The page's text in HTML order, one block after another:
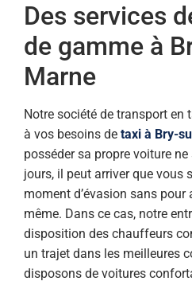
Des services
de gamme à
Marne
Notre société de transport en
à vos besoins de taxi à Bry-
posséder sa propre voiture
jours, il peut arriver que vous
moment d’évasion sans
même. Dans ce cas, notre
disposition des chauffeurs
un trajet dans les meilleures
disposons de voitures